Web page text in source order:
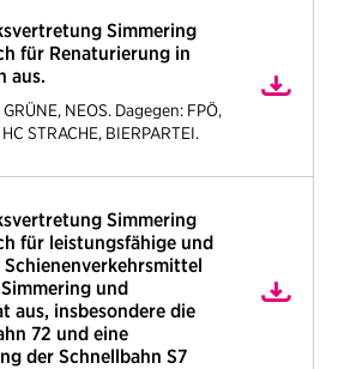
Simmering
für Renaturierung in
aus.
NEOS. Dagegen: FPÖ,
STRACHE, BIERPARTEI.
Simmering
für leistungsfähige und
und
aus, insbesondere die
72 und eine
der Schnellbahn S7